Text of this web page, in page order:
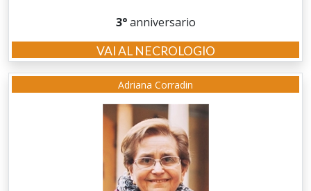
3°anniversario
VAI AL NECROLOGIO
Adriana Corradin